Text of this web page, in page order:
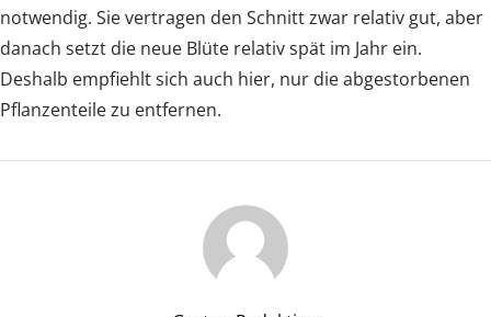
notwendig. Sie vertragen den Schnitt zwar relativ gut, aber
danach setzt die neue Blüte relativ spät im Jahr ein.
Deshalb empfiehlt sich auch hier, nur die abgestorbenen
Pflanzenteile zu entfernen.